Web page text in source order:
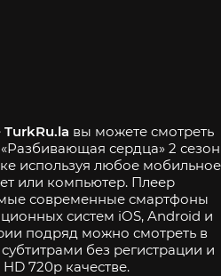
TurkRu.la вы можете смотреть
сердца» 2 сезон
используя любое мобильное
или компьютер. Плеер
современные смартфоны
систем iOS, Android и
подряд можно смотреть в
без регистрации и
720p качестве.